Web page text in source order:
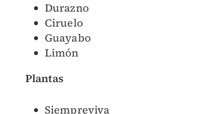
Durazno
Ciruelo
Guayabo
Limón
Plantas
Siempreviva